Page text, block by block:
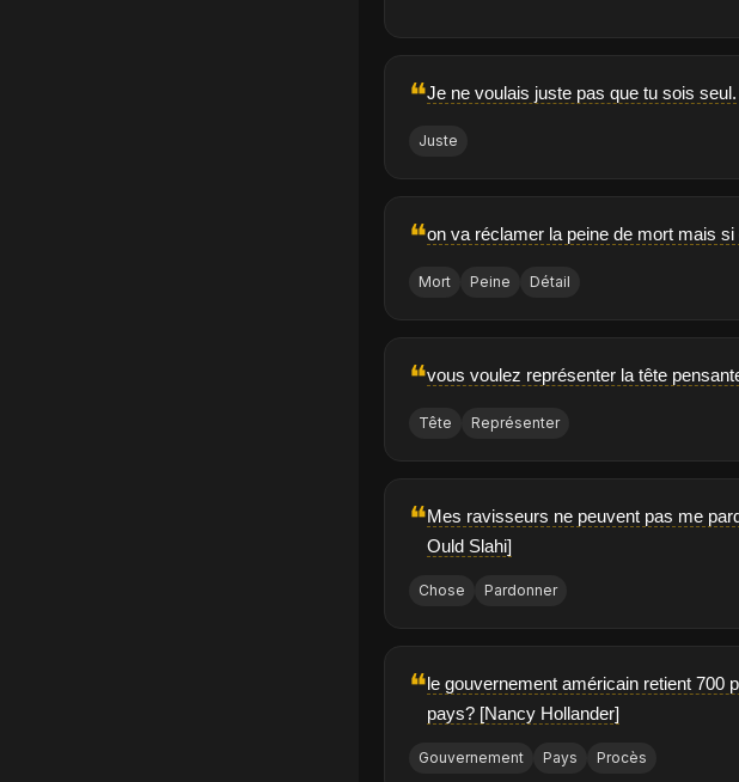
❝Je ne voulais juste pas que tu sois seul.
Juste
❝on va réclamer la peine de mort mais
Mort Peine Détail
❝vous voulez représenter la tête
Tête Représenter
❝Mes ravisseurs ne peuvent pas me
Ould Slahi]
Chose Pardonner
❝le gouvernement américain retient 700
pays? [Nancy Hollander]
Gouvernement Pays Procès